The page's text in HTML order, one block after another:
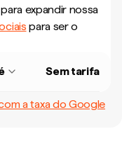
expandir nossa
para ser o
Sem tarifa
a taxa do Google